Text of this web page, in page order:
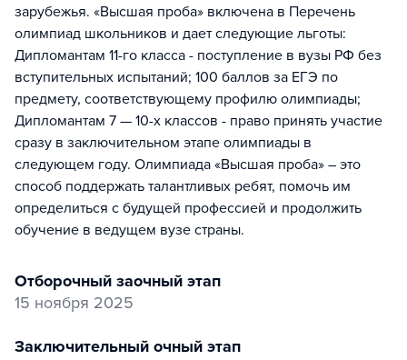
зарубежья. «Высшая проба» включена в Перечень
олимпиад школьников и дает следующие льготы:
Дипломантам 11-го класса - поступление в вузы РФ без
вступительных испытаний; 100 баллов за ЕГЭ по
предмету, соответствующему профилю олимпиады;
Дипломантам 7 — 10-х классов - право принять участие
сразу в заключительном этапе олимпиады в
следующем году. Олимпиада «Высшая проба» – это
способ поддержать талантливых ребят, помочь им
определиться с будущей профессией и продолжить
обучение в ведущем вузе страны.
отборочный заочный этап
15 ноября 2025
заключительный очный этап